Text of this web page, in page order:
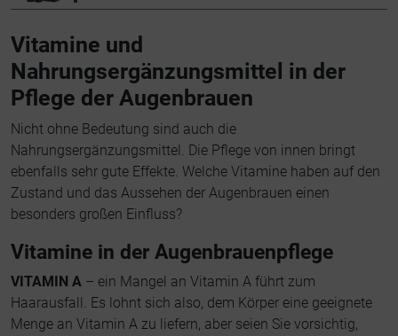
Vitamine und
Nahrungsergänzungsmittel in der
Pflege der Augenbrauen
Nicht ohne Bedeutung sind auch die
Nahrungsergänzungsmittel. Die Pflege von innen bringt
ebenfalls sehr gute Effekte. Welche Vitamine haben auf den
Zustand und das Aussehen der Augenbrauen einen
besonders großen Einfluss?
Vitamine in der Augenbrauenpflege
VITAMIN A – ein Mangel an Vitamin A führt zum
Haarausfall. Es lohnt sich also, dem Körper eine geeignete
Menge an Vitamin A zu liefern, aber seien Sie vorsichtig,